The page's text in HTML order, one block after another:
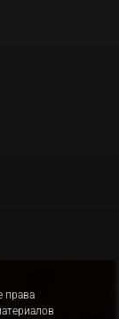
права